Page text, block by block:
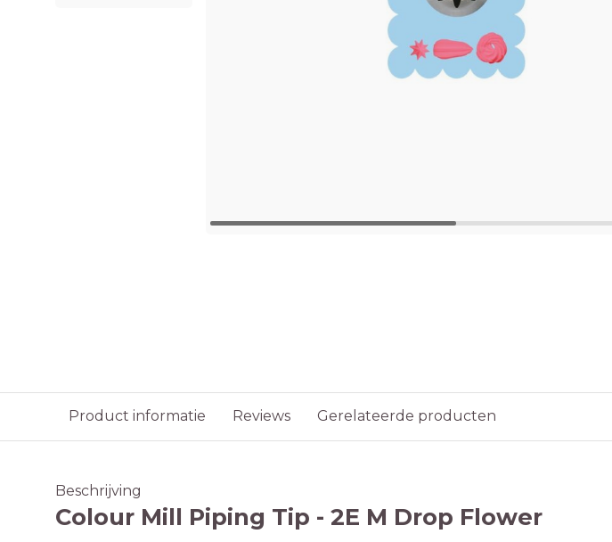
Product informatie Reviews Gerelateerde producten
Beschrijving
Colour Mill Piping Tip - 2E M Drop Flower